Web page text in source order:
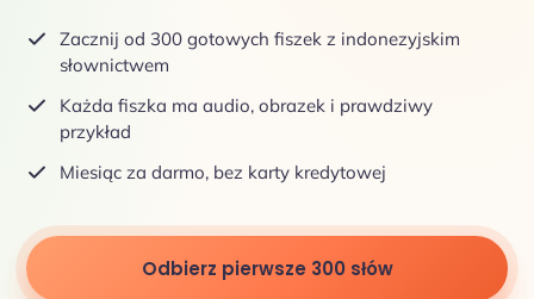
Zacznij od 300 gotowych fiszek z indonezyjskim
słownictwem
Każda fiszka ma audio, obrazek i prawdziwy
przykład
Miesiąc za darmo, bez karty kredytowej
Odbierz pierwsze 300 słów